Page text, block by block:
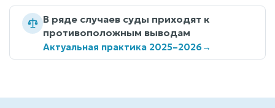
В ряде случаев суды приходят к
противоположным выводам
Актуальная практика 2025–2026→